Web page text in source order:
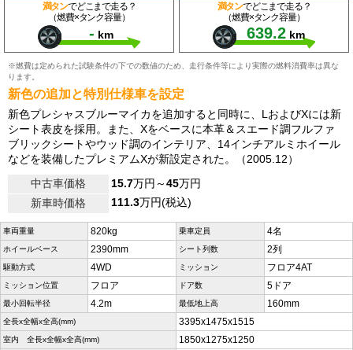
満タンでどこまで走る？
（燃費×タンク容量）
- km
満タンでどこまで走る？
（燃費×タンク容量）
639.2 km
※燃費は定められた試験条件の下での数値のため、走行条件等により実際の燃料消費率は異な
ります。
新色の追加と特別仕様車を設定
新色プレシャスブルーマイカを追加すると同時に、LおよびXには新
シート表皮を採用。また、Xをベースに本革＆スエード調フルファ
ブリックシートやウッド調のインテリア、14インチアルミホイール
などを装備したプレミアムXが新設定された。（2005.12）
中古車価格
15.7万円～45万円
新車時価格
111.3万円(税込)
車両重量 820kg 乗車定員 4名
ホイールベース 2390mm シート列数 2列
駆動方式 4WD ミッション フロア4AT
ミッション位置 フロア ドア数 5ドア
最小回転半径 4.2m 最低地上高 160mm
全長x全幅x全高(mm) 3395x1475x1515
室内 全長x全幅x全高(mm) 1850x1275x1250